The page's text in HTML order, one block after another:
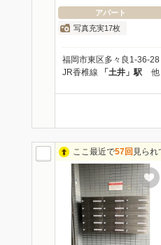
アパート
写真充実17枚
福岡市東区多々良1-36-28
JR香椎線 「土井」駅 他
ここ最近で57回 見ら